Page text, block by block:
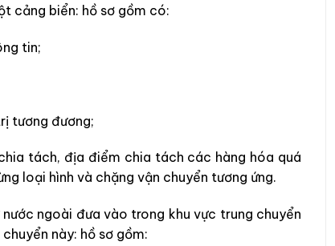
cảng biển: hồ sơ gồm có:
tin;
tương đương;
tách, địa điểm chia tách các hàng hóa quá
loại hình và chặng vận chuyển tương ứng.
ngoài đưa vào trong khu vực trung chuyển
này: hồ sơ gồm: